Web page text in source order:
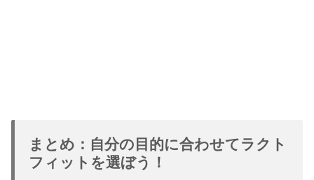
まとめ：自分の目的に合わせてラクト
フィットを選ぼう！